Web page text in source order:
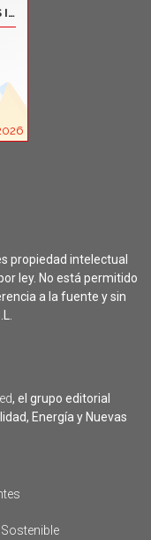
propiedad intelectual
ley. No está permitido
a la fuente y sin
, el grupo editorial
Energía y Nuevas